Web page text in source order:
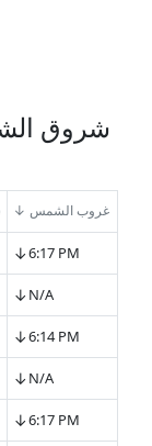
شروق
↓ غروب الشمس
↓6:17 PM
↓N/A
↓6:14 PM
↓N/A
↓6:17 PM